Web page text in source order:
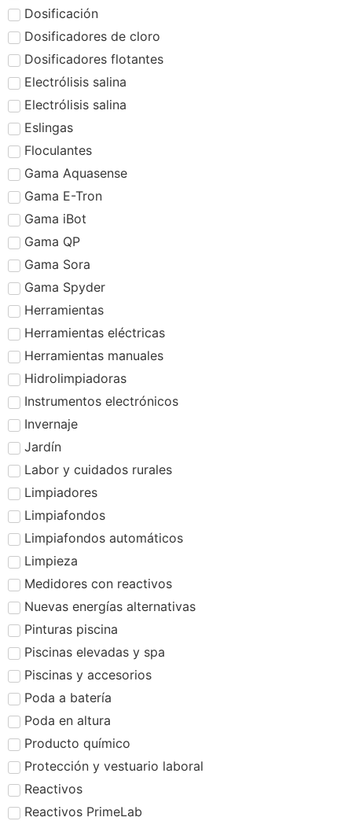
Dosificación
Dosificadores de cloro
Dosificadores flotantes
Electrólisis salina
Electrólisis salina
Eslingas
Floculantes
Gama Aquasense
Gama E-Tron
Gama iBot
Gama QP
Gama Sora
Gama Spyder
Herramientas
Herramientas eléctricas
Herramientas manuales
Hidrolimpiadoras
Instrumentos electrónicos
Invernaje
Jardín
Labor y cuidados rurales
Limpiadores
Limpiafondos
Limpiafondos automáticos
Limpieza
Medidores con reactivos
Nuevas energías alternativas
Pinturas piscina
Piscinas elevadas y spa
Piscinas y accesorios
Poda a batería
Poda en altura
Producto químico
Protección y vestuario laboral
Reactivos
Reactivos PrimeLab